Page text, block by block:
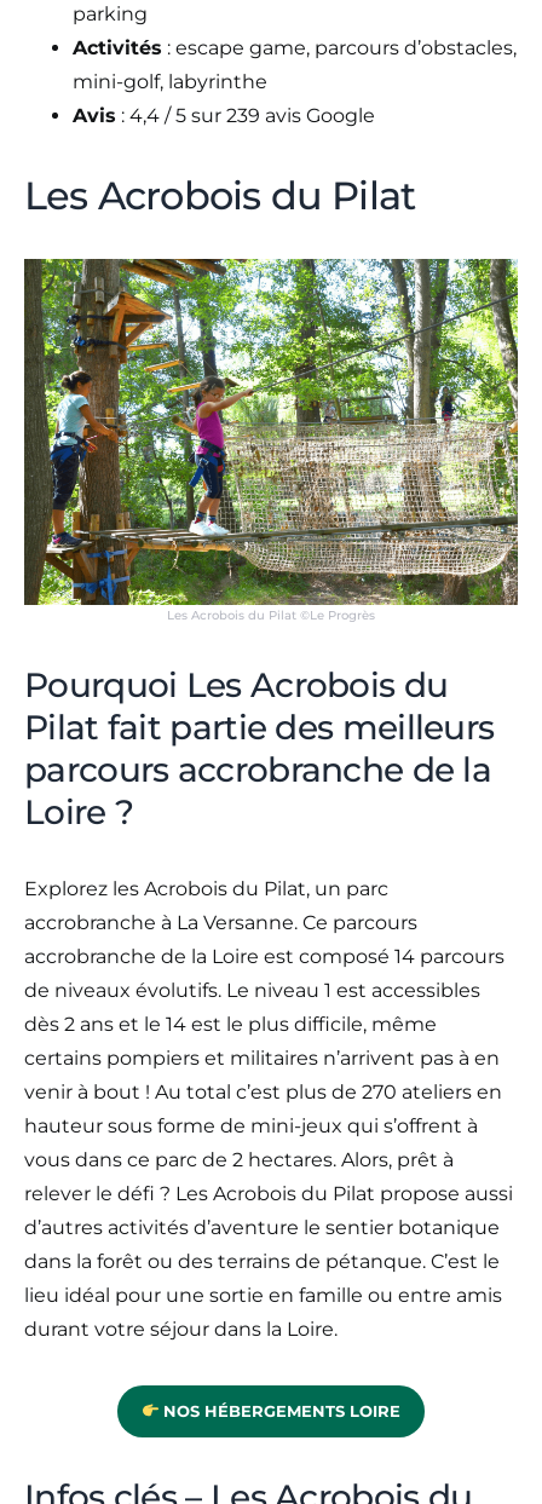
parking
Activités : escape game, parcours d’obstacles,
mini-golf, labyrinthe
Avis : 4,4 / 5 sur 239 avis Google
Les Acrobois du Pilat
Les Acrobois du Pilat ©Le Progrès
Pourquoi Les Acrobois du
Pilat fait partie des meilleurs
parcours accrobranche de la
Loire ?
Explorez les Acrobois du Pilat, un parc
accrobranche à La Versanne. Ce parcours
accrobranche de la Loire est composé 14 parcours
de niveaux évolutifs. Le niveau 1 est accessibles
dès 2 ans et le 14 est le plus difficile, même
certains pompiers et militaires n’arrivent pas à en
venir à bout ! Au total c’est plus de 270 ateliers en
hauteur sous forme de mini-jeux qui s’offrent à
vous dans ce parc de 2 hectares. Alors, prêt à
relever le défi ? Les Acrobois du Pilat propose aussi
d’autres activités d’aventure le sentier botanique
dans la forêt ou des terrains de pétanque. C’est le
lieu idéal pour une sortie en famille ou entre amis
durant votre séjour dans la Loire.
NOS HÉBERGEMENTS LOIRE